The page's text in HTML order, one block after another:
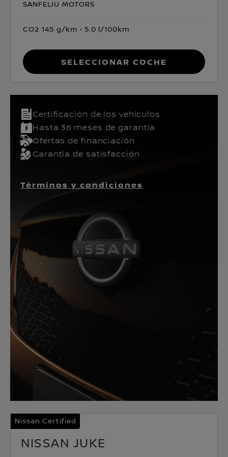
SANFELIU MOTORS
CO2 145 g/km 5.0 l/100km
Seleccionar coche
Certificación de los vehículos​
Hasta 36 meses de garantía
Ofertas de financiación
Garantía de satisfacción
Términos y condiciones
Nissan Certified
NISSAN JUKE